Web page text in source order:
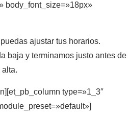
body_font_size=»18px»
ajustar tus horarios.
baja y terminamos justo antes de
type=»1_3″